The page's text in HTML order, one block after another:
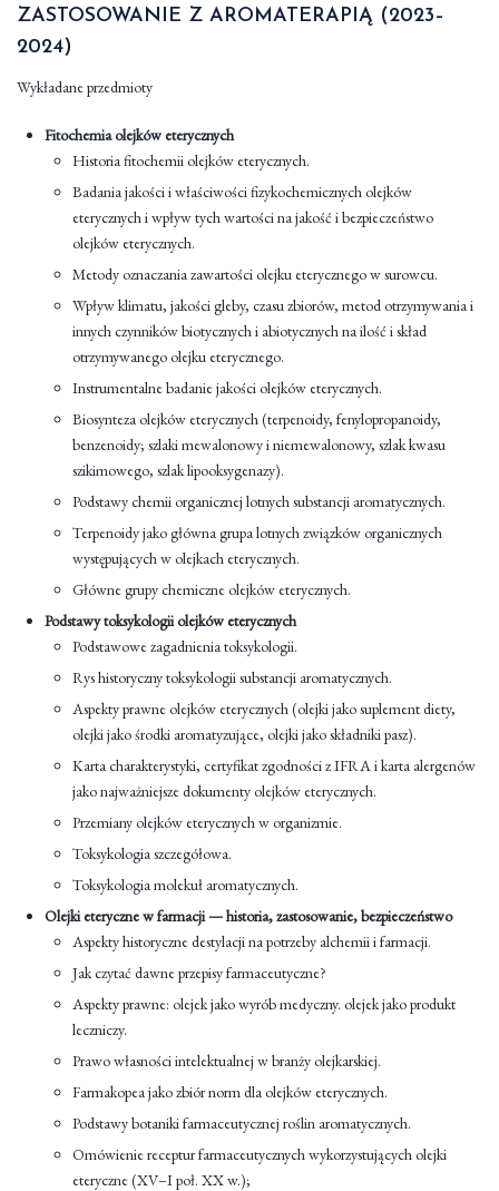
ZASTOSOWANIE Z AROMATERAPIĄ (2023–
2024)
Wykładane przedmioty
Fitochemia olejków eterycznych
Historia fitochemii olejków eterycznych.
Badania jakości i właściwości fizykochemicznych olejków
eterycznych i wpływ tych wartości na jakość i bezpieczeństwo
olejków eterycznych.
Metody oznaczania zawartości olejku eterycznego w surowcu.
Wpływ klimatu, jakości gleby, czasu zbiorów, metod otrzymywania i
innych czynników biotycznych i abiotycznych na ilość i skład
otrzymywanego olejku eterycznego.
Instrumentalne badanie jakości olejków eterycznych.
Biosynteza olejków eterycznych (terpenoidy, fenylopropanoidy,
benzenoidy; szlaki mewalonowy i niemewalonowy, szlak kwasu
szikimowego, szlak lipooksygenazy).
Podstawy chemii organicznej lotnych substancji aromatycznych.
Terpenoidy jako główna grupa lotnych związków organicznych
występujących w olejkach eterycznych.
Główne grupy chemiczne olejków eterycznych.
Podstawy toksykologii olejków eterycznych
Podstawowe zagadnienia toksykologii.
Rys historyczny toksykologii substancji aromatycznych.
Aspekty prawne olejków eterycznych (olejki jako suplement diety,
olejki jako środki aromatyzujące, olejki jako składniki pasz).
Karta charakterystyki, certyfikat zgodności z IFRA i karta alergenów
jako najważniejsze dokumenty olejków eterycznych.
Przemiany olejków eterycznych w organizmie.
Toksykologia szczegółowa.
Toksykologia molekuł aromatycznych.
Olejki eteryczne w farmacji — historia, zastosowanie, bezpieczeństwo
Aspekty historyczne destylacji na potrzeby alchemii i farmacji.
Jak czytać dawne przepisy farmaceutyczne?
Aspekty prawne: olejek jako wyrób medyczny. olejek jako produkt
leczniczy.
Prawo własności intelektualnej w branży olejkarskiej.
Farmakopea jako zbiór norm dla olejków eterycznych.
Podstawy botaniki farmaceutycznej roślin aromatycznych.
Omówienie receptur farmaceutycznych wykorzystujących olejki
eteryczne (XV–I poł. XX w.);